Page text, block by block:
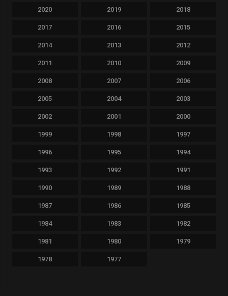
2020 2019 2018
2017 2016 2015
2014 2013 2012
2011 2010 2009
2008 2007 2006
2005 2004 2003
2002 2001 2000
1999 1998 1997
1996 1995 1994
1993 1992 1991
1990 1989 1988
1987 1986 1985
1984 1983 1982
1981 1980 1979
1978 1977